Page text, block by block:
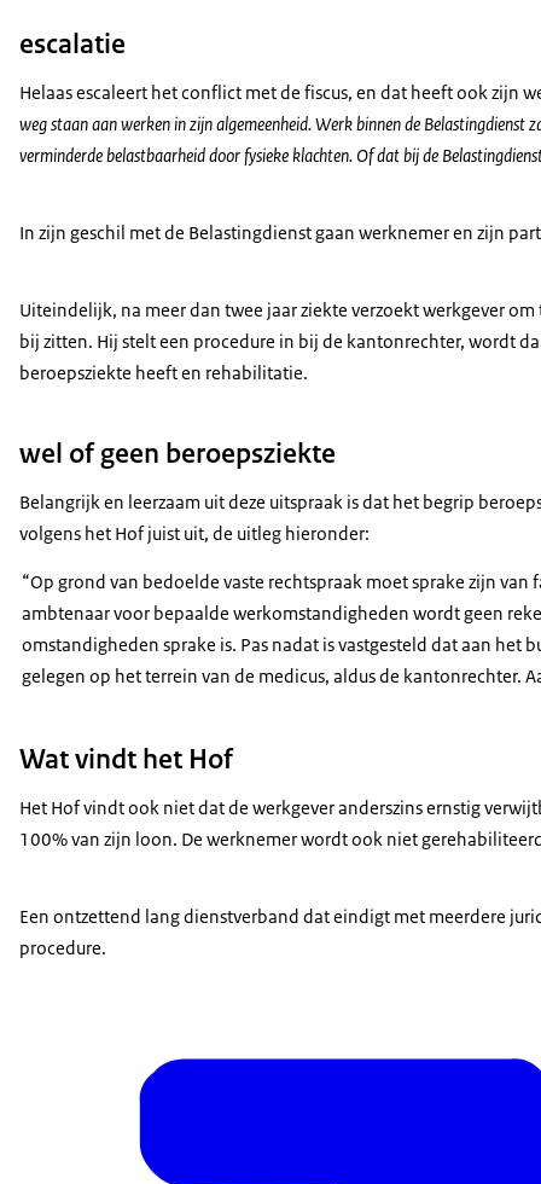
escalatie
Helaas escaleert het conflict met de fiscus, en dat heeft ook zijn
weg staan aan werken in zijn algemeenheid. Werk binnen de
verminderde belastbaarheid door fysieke klachten. Of dat bij de
In zijn geschil met de Belastingdienst gaan werknemer en zijn
Uiteindelijk, na meer dan twee jaar ziekte verzoekt werkgever
bij zitten. Hij stelt een procedure in bij de kantonrechter, wordt
beroepsziekte heeft en rehabilitatie.
wel of geen beroepsziekte
Belangrijk en leerzaam uit deze uitspraak is dat het begrip
volgens het Hof juist uit, de uitleg hieronder:
“Op grond van bedoelde vaste rechtspraak moet sprake zijn
ambtenaar voor bepaalde werkomstandigheden wordt geen
omstandigheden sprake is. Pas nadat is vastgesteld dat aan
gelegen op het terrein van de medicus, aldus de kantonrechter.
Wat vindt het Hof
Het Hof vindt ook niet dat de werkgever anderszins ernstig
100% van zijn loon. De werknemer wordt ook niet
Een ontzettend lang dienstverband dat eindigt met meerdere
procedure.